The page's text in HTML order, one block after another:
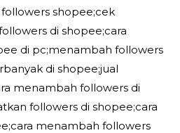
shopee;cek
di shopee;cara
di pc;menambah followers
di shopee;jual
menambah followers di
followers di shopee;cara
menambah followers